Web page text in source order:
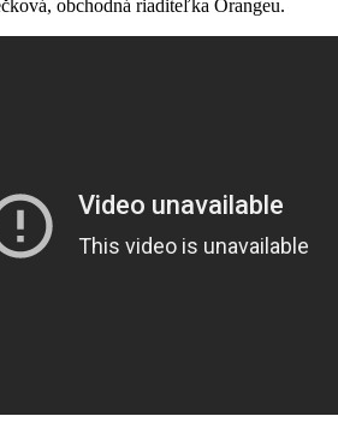
obchodná riaditeľka Orangeu.